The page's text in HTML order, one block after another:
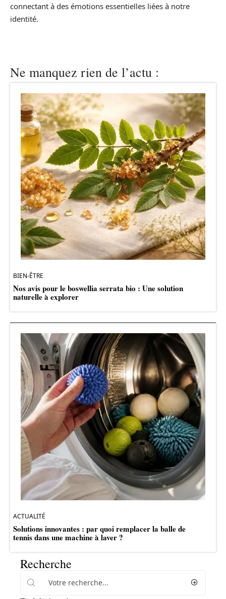
connectant à des émotions essentielles liées à notre
identité.
Ne manquez rien de l’actu :
BIEN-ÊTRE
Nos avis pour le boswellia serrata bio : Une solution
naturelle à explorer
ACTUALITÉ
Solutions innovantes : par quoi remplacer la balle de
tennis dans une machine à laver ?
Recherche